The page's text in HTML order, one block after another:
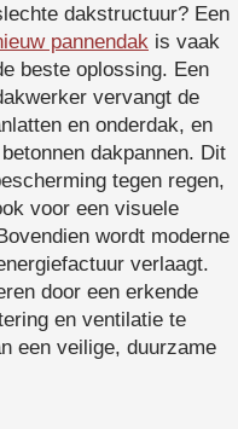
dakstructuur? Een
pannendak is vaak
beste oplossing. Een
vervangt de
en onderdak, en
dakpannen. Dit
tegen regen,
voor een visuele
wordt moderne
verlaagt.
door een erkende
en ventilatie te
een veilige, duurzame